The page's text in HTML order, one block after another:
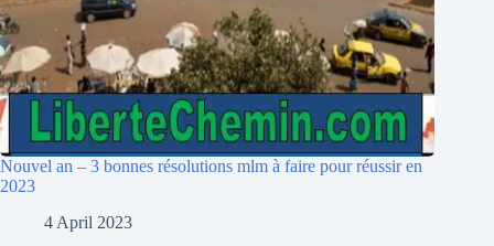
Nouvel an – 3 bonnes résolutions mlm à faire pour réussir en
2023
4 April 2023